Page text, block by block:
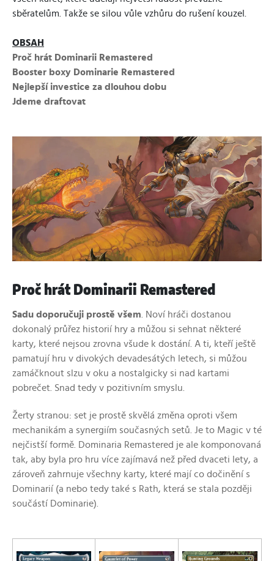
sběratelům. Takže se silou vůle vzhůru do rušení kouzel.
OBSAH
Proč hrát Dominarii Remastered
Booster boxy Dominarie Remastered
Nejlepší investice za dlouhou dobu
Jdeme draftovat
Proč hrát Dominarii Remastered
Sadu doporučuji prostě všem . Noví hráči dostanou
dokonalý průřez historií hry a můžou si sehnat některé
karty, které nejsou zrovna všude k dostání. A ti, kteří ještě
pamatují hru v divokých devadesátých letech, si můžou
zamáčknout slzu v oku a nostalgicky si nad kartami
pobrečet. Snad tedy v pozitivním smyslu.
Žerty stranou: set je prostě skvělá změna oproti všem
mechanikám a synergiím současných setů. Je to Magic v té
nejčistší formě. Dominaria Remastered je ale komponovaná
tak, aby byla pro hru více zajímavá než před dvaceti lety, a
zároveň zahrnuje všechny karty, které mají co dočinění s
Dominarií (a nebo tedy také s Rath, která se stala později
součástí Dominarie).